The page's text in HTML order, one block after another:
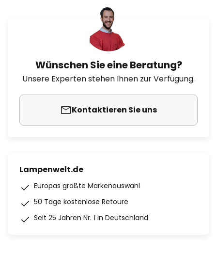
Wünschen Sie eine Beratung?
Unsere Experten stehen Ihnen zur Verfügung.
Kontaktieren Sie uns
Lampenwelt.de
Europas größte Markenauswahl
50 Tage kostenlose Retoure
Seit 25 Jahren Nr. 1 in Deutschland